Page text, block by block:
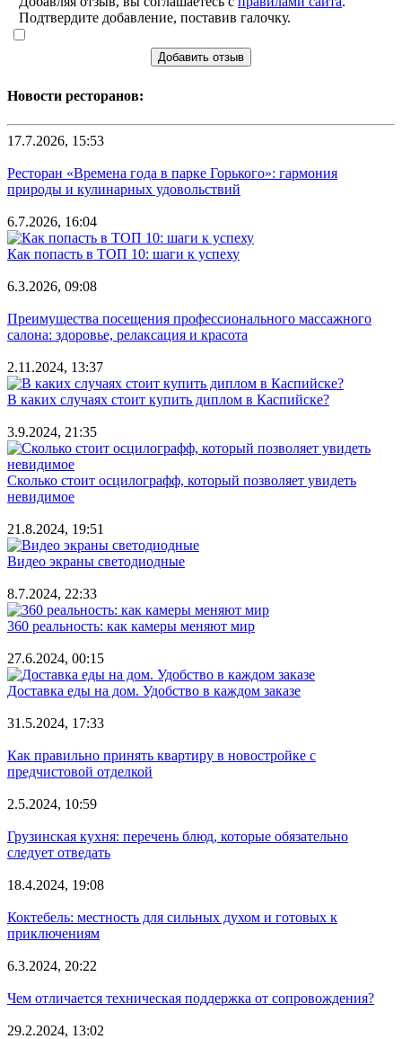
Подтвердите добавление, поставив галочку.
Добавить отзыв
Новости ресторанов:
17.7.2026, 15:53
Ресторан «Времена года в парке Горького»: гармония
природы и кулинарных удовольствий
6.7.2026, 16:04
Как попасть в ТОП 10: шаги к успеху
6.3.2026, 09:08
Преимущества посещения профессионального массажного
салона: здоровье, релаксация и красота
2.11.2024, 13:37
В каких случаях стоит купить диплом в Каспийске?
3.9.2024, 21:35
Сколько стоит осцилографф, который позволяет увидеть
невидимое
21.8.2024, 19:51
Видео экраны светодиодные
8.7.2024, 22:33
360 реальность: как камеры меняют мир
27.6.2024, 00:15
Доставка еды на дом. Удобство в каждом заказе
31.5.2024, 17:33
Как правильно принять квартиру в новостройке с
предчистовой отделкой
2.5.2024, 10:59
Грузинская кухня: перечень блюд, которые обязательно
следует отведать
18.4.2024, 19:08
Коктебель: местность для сильных духом и готовых к
приключениям
6.3.2024, 20:22
Чем отличается техническая поддержка от сопровождения?
29.2.2024, 13:02